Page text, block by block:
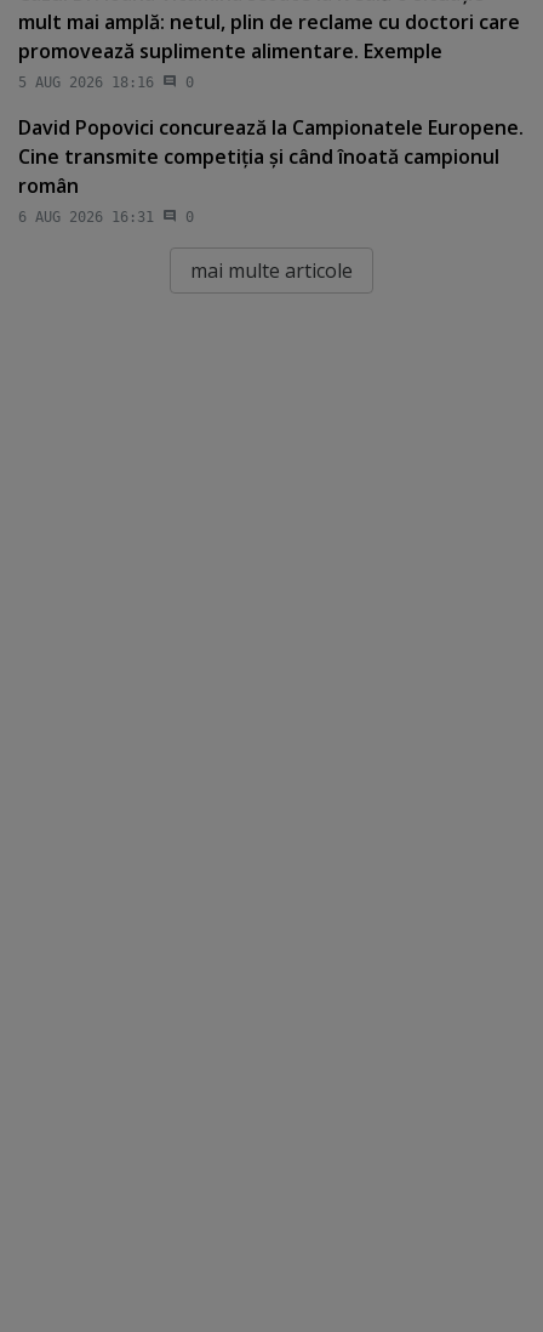
mult mai amplă: netul, plin de reclame cu doctori care
promovează suplimente alimentare. Exemple
5 AUG 2026 18:16 0
David Popovici concurează la Campionatele Europene.
Cine transmite competiţia şi când înoată campionul
român
6 AUG 2026 16:31 0
mai multe articole